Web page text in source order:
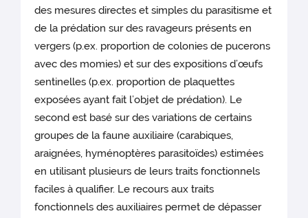
des mesures directes et simples du parasitisme et
de la prédation sur des ravageurs présents en
vergers (p.ex. proportion de colonies de pucerons
avec des momies) et sur des expositions d’œufs
sentinelles (p.ex. proportion de plaquettes
exposées ayant fait l’objet de prédation). Le
second est basé sur des variations de certains
groupes de la faune auxiliaire (carabiques,
araignées, hyménoptères parasitoïdes) estimées
en utilisant plusieurs de leurs traits fonctionnels
faciles à qualifier. Le recours aux traits
fonctionnels des auxiliaires permet de dépasser